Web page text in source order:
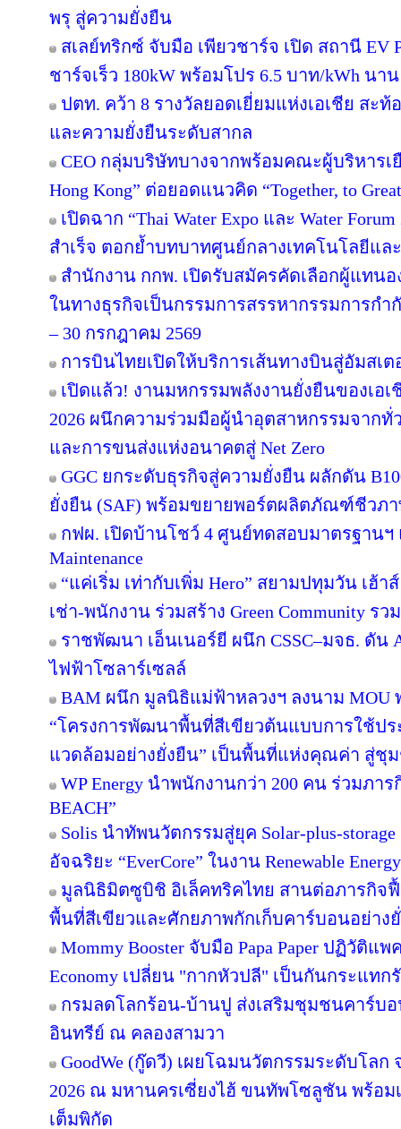
พรุ สู่ความยั่งยืน
สเลย์ทริกซ์ จับมือ เพียวชาร์จ เปิด สถานี EV
ชาร์จเร็ว 180kW พร้อมโปร 6.5 บาท/kWh นา
ปตท. คว้า 8 รางวัลยอดเยี่ยมแห่งเอเชีย สะ
และความยั่งยืนระดับสากล
CEO กลุ่มบริษัทบางจากพร้อมคณะผู้บริหารเ
Hong Kong” ต่อยอดแนวคิด “Together, to
เปิดฉาก “Thai Water Expo และ Water
สำเร็จ ตอกย้ำบทบาทศูนย์กลางเทคโนโลยีแ
สำนักงาน กกพ. เปิดรับสมัครคัดเลือกผู้แทน
ในทางธุรกิจเป็นกรรมการสรรหากรรมการกำ
– 30 กรกฎาคม 2569
การบินไทยเปิดให้บริการเส้นทางบินสู่อัมสเต
เปิดแล้ว! งานมหกรรมพลังงานยั่งยืนของเอเชี
2026 ผนึกความร่วมมือผู้นำอุตสาหกรรมจาก
และการขนส่งแห่งอนาคตสู่ Net Zero
GGC ยกระดับธุรกิจสู่ความยั่งยืน ผลักดัน
ยั่งยืน (SAF) พร้อมขยายพอร์ตผลิตภัณฑ์ชีวภา
กฟผ. เปิดบ้านโชว์ 4 ศูนย์ทดสอบมาตรฐานฯ
Maintenance
“แค่เริ่ม เท่ากับเพิ่ม Hero” สยามปทุมวัน เฮ้าส์
เช่า-พนักงาน ร่วมสร้าง Green Community ร
ราชพัฒนา เอ็นเนอร์ยี ผนึก CSSC–มจธ. ดัน
ไฟฟ้าโซลาร์เซลล์
BAM ผนึก มูลนิธิแม่ฟ้าหลวงฯ ลงนาม MOU
“โครงการพัฒนาพื้นที่สีเขียวต้นแบบการใช้ป
แวดล้อมอย่างยั่งยืน” เป็นพื้นที่แห่งคุณค่า สู่ชุ
WP Energy นำพนักงานกว่า 200 คน ร่วมภาร
BEACH”
Solis นำทัพนวัตกรรมสู่ยุค Solar-plus-
อัจฉริยะ “EverCore” ในงาน Renewable
มูลนิธิมิตซูบิชิ อิเล็คทริคไทย สานต่อภารกิ
พื้นที่สีเขียวและศักยภาพกักเก็บคาร์บอนอย่าง
Mommy Booster จับมือ Papa Paper ปฏิวัติแ
Economy เปลี่ยน "กากหัวปลี" เป็นกันกระแทก
กรมลดโลกร้อน-บ้านปู ส่งเสริมชุมชนคาร์บ
อินทรีย์ ณ คลองสามวา
GoodWe (กู๊ดวี) เผยโฉมนวัตกรรมระดับโลก
2026 ณ มหานครเซี่ยงไฮ้ ขนทัพโซลูชัน พร้อ
เต็มพิกัด